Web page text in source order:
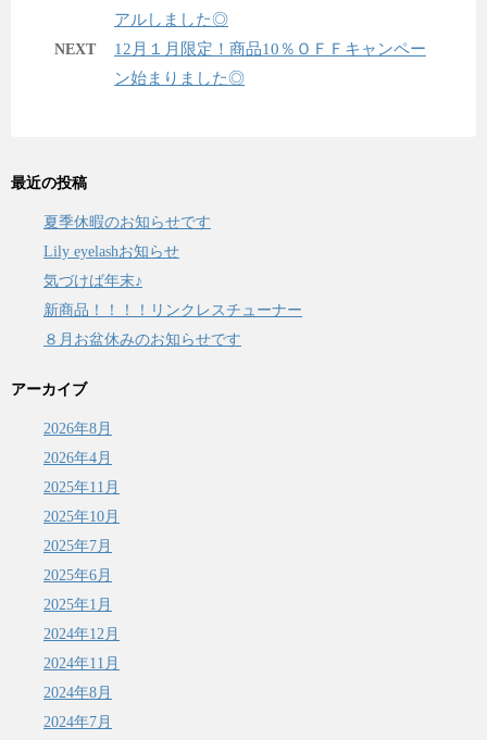
アルしました◎
NEXT
12月１月限定！商品10％ＯＦＦキャンペー
ン始まりました◎
最近の投稿
夏季休暇のお知らせです
Lily eyelashお知らせ
気づけば年末♪
新商品！！！！リンクレスチューナー
８月お盆休みのお知らせです
アーカイブ
2026年8月
2026年4月
2025年11月
2025年10月
2025年7月
2025年6月
2025年1月
2024年12月
2024年11月
2024年8月
2024年7月